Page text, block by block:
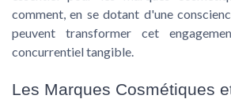
comment, en se dotant d'une
peuvent transformer cet
concurrentiel tangible.
Les Marques Cosmétiques